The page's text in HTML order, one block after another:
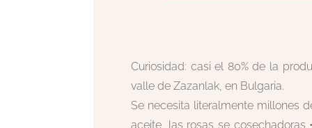
Curiosidad: casi el 80% de la
valle de Zazanlak, en Bulgaria.
Se necesita literalmente millones
aceite, las rosas se